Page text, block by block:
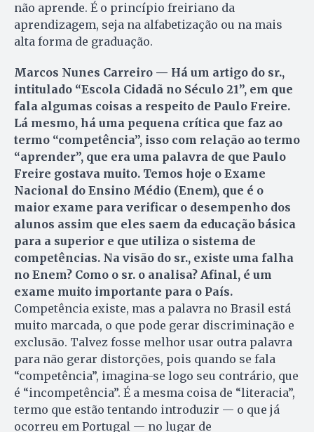
não aprende. É o princípio freiriano da
aprendizagem, seja na alfabetização ou na mais
alta forma de graduação.
Marcos Nunes Carreiro — Há um artigo do sr.,
intitulado “Escola Cidadã no Século 21”, em que
fala algumas coisas a respeito de Paulo Freire.
Lá mesmo, há uma pequena crítica que faz ao
termo “competência”, isso com relação ao termo
“aprender”, que era uma palavra de que Paulo
Freire gostava muito. Temos hoje o Exame
Nacional do Ensino Médio (Enem), que é o
maior exame para verificar o desempenho dos
alunos assim que eles saem da educação básica
para a superior e que utiliza o sistema de
competências. Na visão do sr., existe uma falha
no Enem? Como o sr. o analisa? Afinal, é um
exame muito importante para o País.
Competência existe, mas a palavra no Brasil está
muito marcada, o que pode gerar discriminação e
exclusão. Talvez fosse melhor usar outra palavra
para não gerar distorções, pois quando se fala
“competência”, imagina-se logo seu contrário, que
é “incompetência”. É a mesma coisa de “literacia”,
termo que estão tentando introduzir — o que já
ocorreu em Portugal — no lugar de